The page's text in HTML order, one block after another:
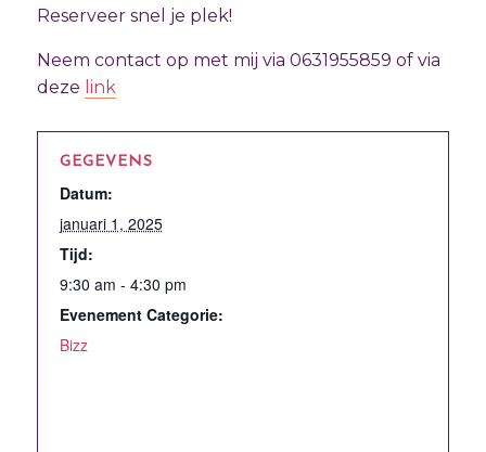
Reserveer snel je plek!
Neem contact op met mij via 0631955859 of via
deze link
GEGEVENS
Datum:
januari 1, 2025
Tijd:
9:30 am - 4:30 pm
Evenement Categorie:
Bizz